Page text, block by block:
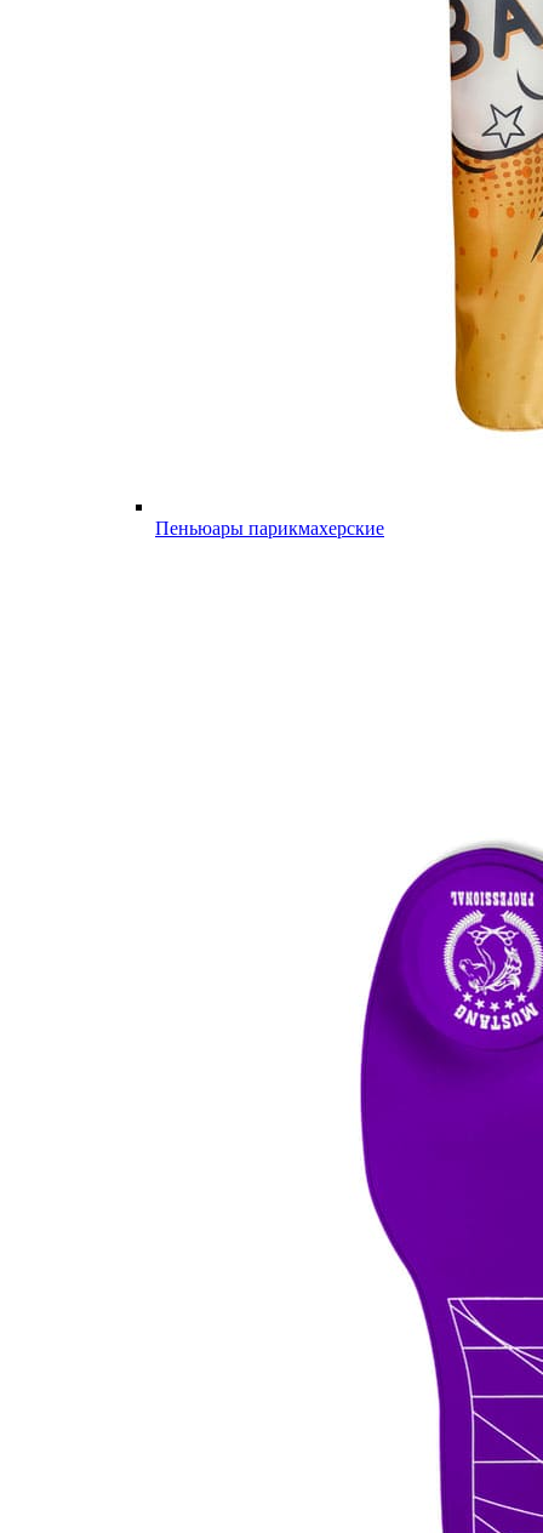
Пеньюары парикмахерские